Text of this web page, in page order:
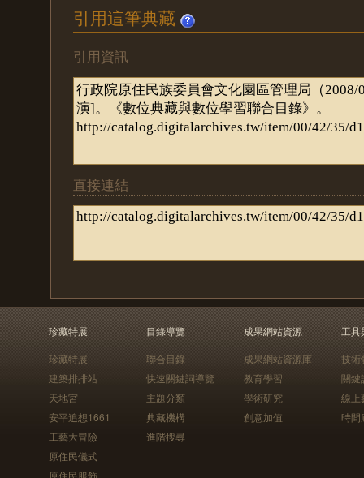
引用這筆典藏
引用資訊
直接連結
珍藏特展
珍藏特展
建築排排站
天地宮
安平追想1661
工藝大冒險
原住民儀式
原住民服飾
目錄導覽
聯合目錄
快速關鍵詞導覽
主題分類
典藏機構
進階搜尋
成果網站資源
成果網站資源庫
教育學習
學術研究
創意加值
工具
技術
關鍵
線上
時間